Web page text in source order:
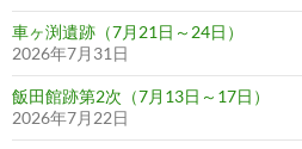
車ヶ渕遺跡（7月21日～24日）
2026年7月31日
飯田館跡第2次（7月13日～17日）
2026年7月22日